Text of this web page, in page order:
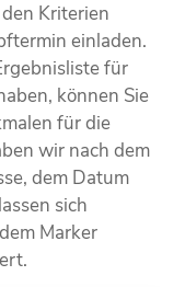
Kriterien
einladen.
für
können Sie
für die
wir nach dem
dem Datum
sich
Marker